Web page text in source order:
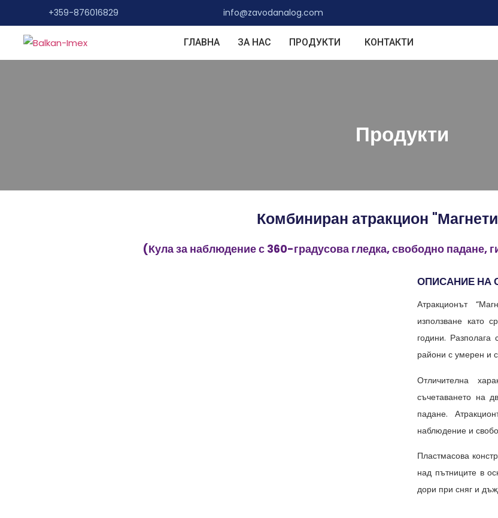
+359-876016829 info@zavodanalog.com
ГЛАВНА ЗА НАС ПРОДУКТИ КОНТАКТИ
Продукти
Комбиниран атракцион
(Кула за наблюдение с 360-градусова гледка, свободно падане,
ОПИСАНИЕ НА
Атракционът
използване като
години.
райони с умерен и
Отличителна
съчетаването на
падане.
наблюдение и
Пластмасова
над пътниците в
дори при сняг и